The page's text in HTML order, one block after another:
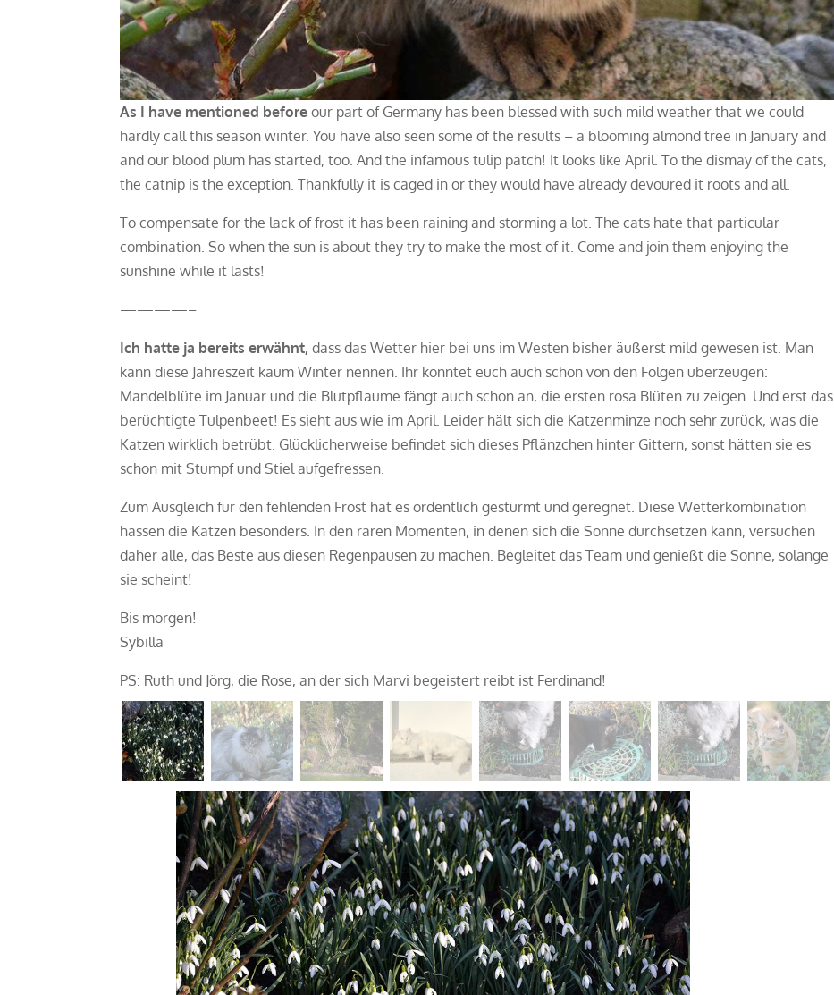
As I have mentioned before our part of Germany has been blessed with such mild weather that we could
hardly call this season winter. You have also seen some of the results – a blooming almond tree in January and
and our blood plum has started, too. And the infamous tulip patch! It looks like April. To the dismay of the cats,
the catnip is the exception. Thankfully it is caged in or they would have already devoured it roots and all.
To compensate for the lack of frost it has been raining and storming a lot. The cats hate that particular
combination. So when the sun is about they try to make the most of it. Come and join them enjoying the
sunshine while it lasts!
————–
Ich hatte ja bereits erwähnt, dass das Wetter hier bei uns im Westen bisher äußerst mild gewesen ist. Man
kann diese Jahreszeit kaum Winter nennen. Ihr konntet euch auch schon von den Folgen überzeugen:
Mandelblüte im Januar und die Blutpflaume fängt auch schon an, die ersten rosa Blüten zu zeigen. Und erst das
berüchtigte Tulpenbeet! Es sieht aus wie im April. Leider hält sich die Katzenminze noch sehr zurück, was die
Katzen wirklich betrübt. Glücklicherweise befindet sich dieses Pflänzchen hinter Gittern, sonst hätten sie es
schon mit Stumpf und Stiel aufgefressen.
Zum Ausgleich für den fehlenden Frost hat es ordentlich gestürmt und geregnet. Diese Wetterkombination
hassen die Katzen besonders. In den raren Momenten, in denen sich die Sonne durchsetzen kann, versuchen
daher alle, das Beste aus diesen Regenpausen zu machen. Begleitet das Team und genießt die Sonne, solange
sie scheint!
Bis morgen!
Sybilla
PS: Ruth und Jörg, die Rose, an der sich Marvi begeistert reibt ist Ferdinand!